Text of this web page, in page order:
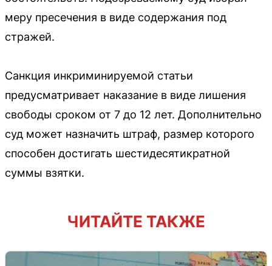
меру пресечения в виде содержания под
стражей.
Санкция инкриминируемой статьи
предусматривает наказание в виде лишения
свободы сроком от 7 до 12 лет. Дополнительно
суд может назначить штраф, размер которого
способен достигать шестидесятикратной
суммы взятки.
ЧИТАЙТЕ ТАКЖЕ